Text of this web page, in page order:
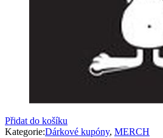
Přidat do košíku
Kategorie:Dárkové kupóny, MERCH